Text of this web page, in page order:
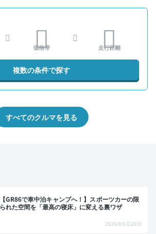
価格帯 走行距離
複数の条件で探す
すべてのクルマを見る
【GR86で車中泊キャンプへ！】スポーツカーの限
られた空間を「最高の寝床」に変える裏ワザ
2026年5月26日